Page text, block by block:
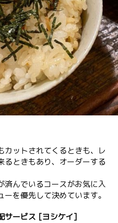
カットされてくるときも、レ
るときもあり、オーダーする
済んでいるコースがお気に入
を優先して決めています。
サービス [ヨシケイ]